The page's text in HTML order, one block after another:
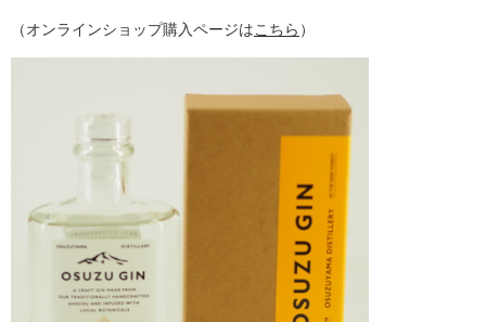
（オンラインショップ購入ページはこちら ）